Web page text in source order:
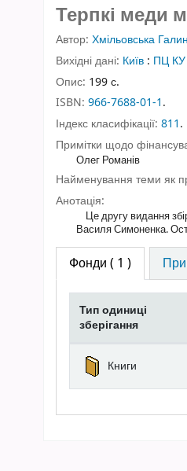
Терпкі меди
Автор: Хмільовська
Вихідні дані: Київ : ПЦ КУ
Опис: 199 с.
ISBN: 966-7688-01-1.
Індекс класифікації: 811.
Примітки щодо
Олег Романів
Найменування теми як
Анотація:
Це другу видання
Василя Симоненка.
Фонди ( 1 )
Фонди
Тип одиниці
зберігання
Книги